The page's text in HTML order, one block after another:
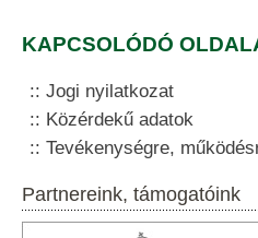
KAPCSOLÓDÓ
Jogi nyilatkozat
Közérdekű adatok
Tevékenységre,
Partnereink, támogatóink